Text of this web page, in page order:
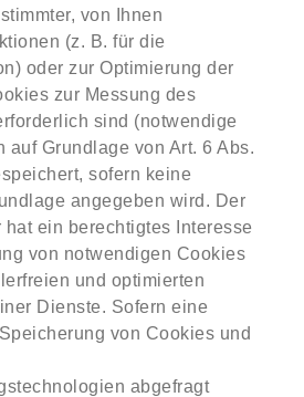
von Ihnen
(z. B. für die
oder zur Optimierung der
zur Messung des
sind (notwendige
auf Grundlage von Art. 6 Abs.
sofern keine
angegeben wird. Der
ein berechtigtes Interesse
von notwendigen Cookies
und optimierten
Dienste. Sofern eine
von Cookies und
abgefragt